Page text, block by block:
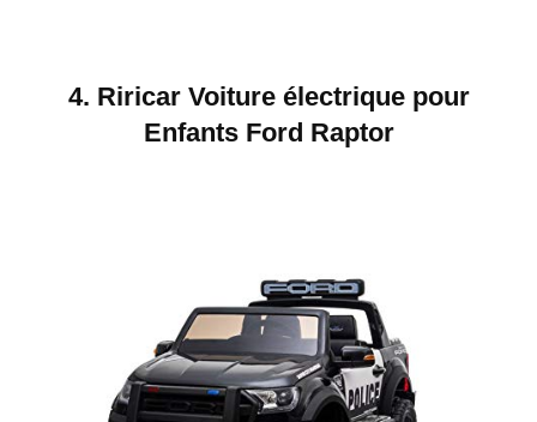
4. Riricar Voiture électrique pour
Enfants Ford Raptor